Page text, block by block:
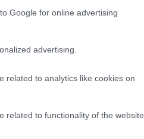
Google for online advertising
advertising.
related to analytics like cookies on
related to functionality of the website
guardandolo
è fantastico.
Pedro per
avuto Guardiola e